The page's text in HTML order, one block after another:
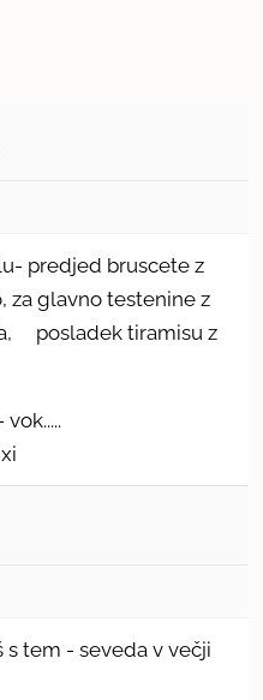
predjed bruscete z
za glavno testenine z
posladek tiramisu z
s tem - seveda v večji